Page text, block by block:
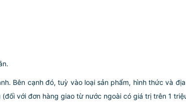
Bên cạnh đó, tuỳ vào loại sản phẩm, hình thức và
với đơn hàng giao từ nước ngoài có giá trị trên 1